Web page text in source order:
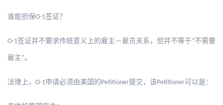
谁能担保O-1签证？
O-1签证并不要求传统意义上的雇主 —雇员关系，但并不等于“不需要
雇主”。
法律上， O-1申请必须由美国的 Petitioner提交，该Petitioner可以是：